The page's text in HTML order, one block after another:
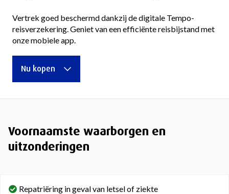
Vertrek goed beschermd dankzij de digitale Tempo-
reisverzekering. Geniet van een efficiënte reisbijstand met
onze mobiele app.
Nu kopen
Voornaamste waarborgen en
uitzonderingen
Repatriëring in geval van letsel of ziekte